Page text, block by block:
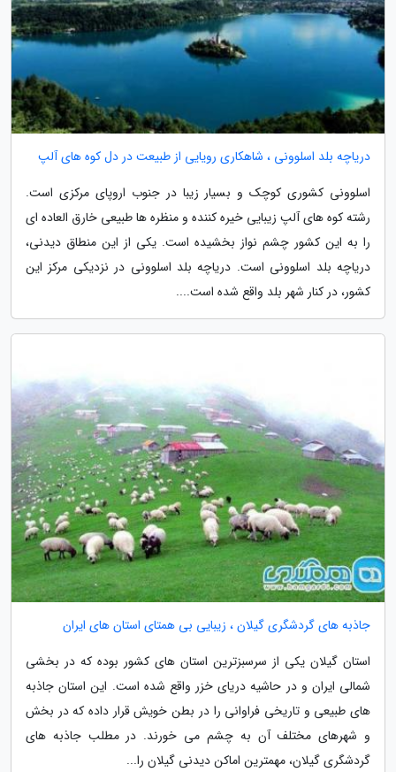
دریاچه بلد اسلوونی ، شاهکاری رویایی از طبیعت در دل کوه های آلپ
اسلوونی کشوری کوچک و بسیار زیبا در جنوب اروپای مرکزی است.
رشته کوه های آلپ زیبایی خیره کننده و منظره ها طبیعی خارق العاده ای
را به این کشور چشم نواز بخشیده است. یکی از این منطاق دیدنی،
دریاچه بلد اسلوونی است. دریاچه بلد اسلوونی در نزدیکی مرکز این
کشور، در کنار شهر بلد واقع شده است....
جاذبه های گردشگری گیلان ، زیبایی بی همتای استان های ایران
استان گیلان یکی از سرسبزترین استان های کشور بوده که در بخشی
شمالی ایران و در حاشیه دریای خزر واقع شده است. این استان جاذبه
های طبیعی و تاریخی فراوانی را در بطن خویش قرار داده که در بخش
و شهرهای مختلف آن به چشم می خورند. در مطلب جاذبه های
گردشگری گیلان، مهمترین اماکن دیدنی گیلان را...